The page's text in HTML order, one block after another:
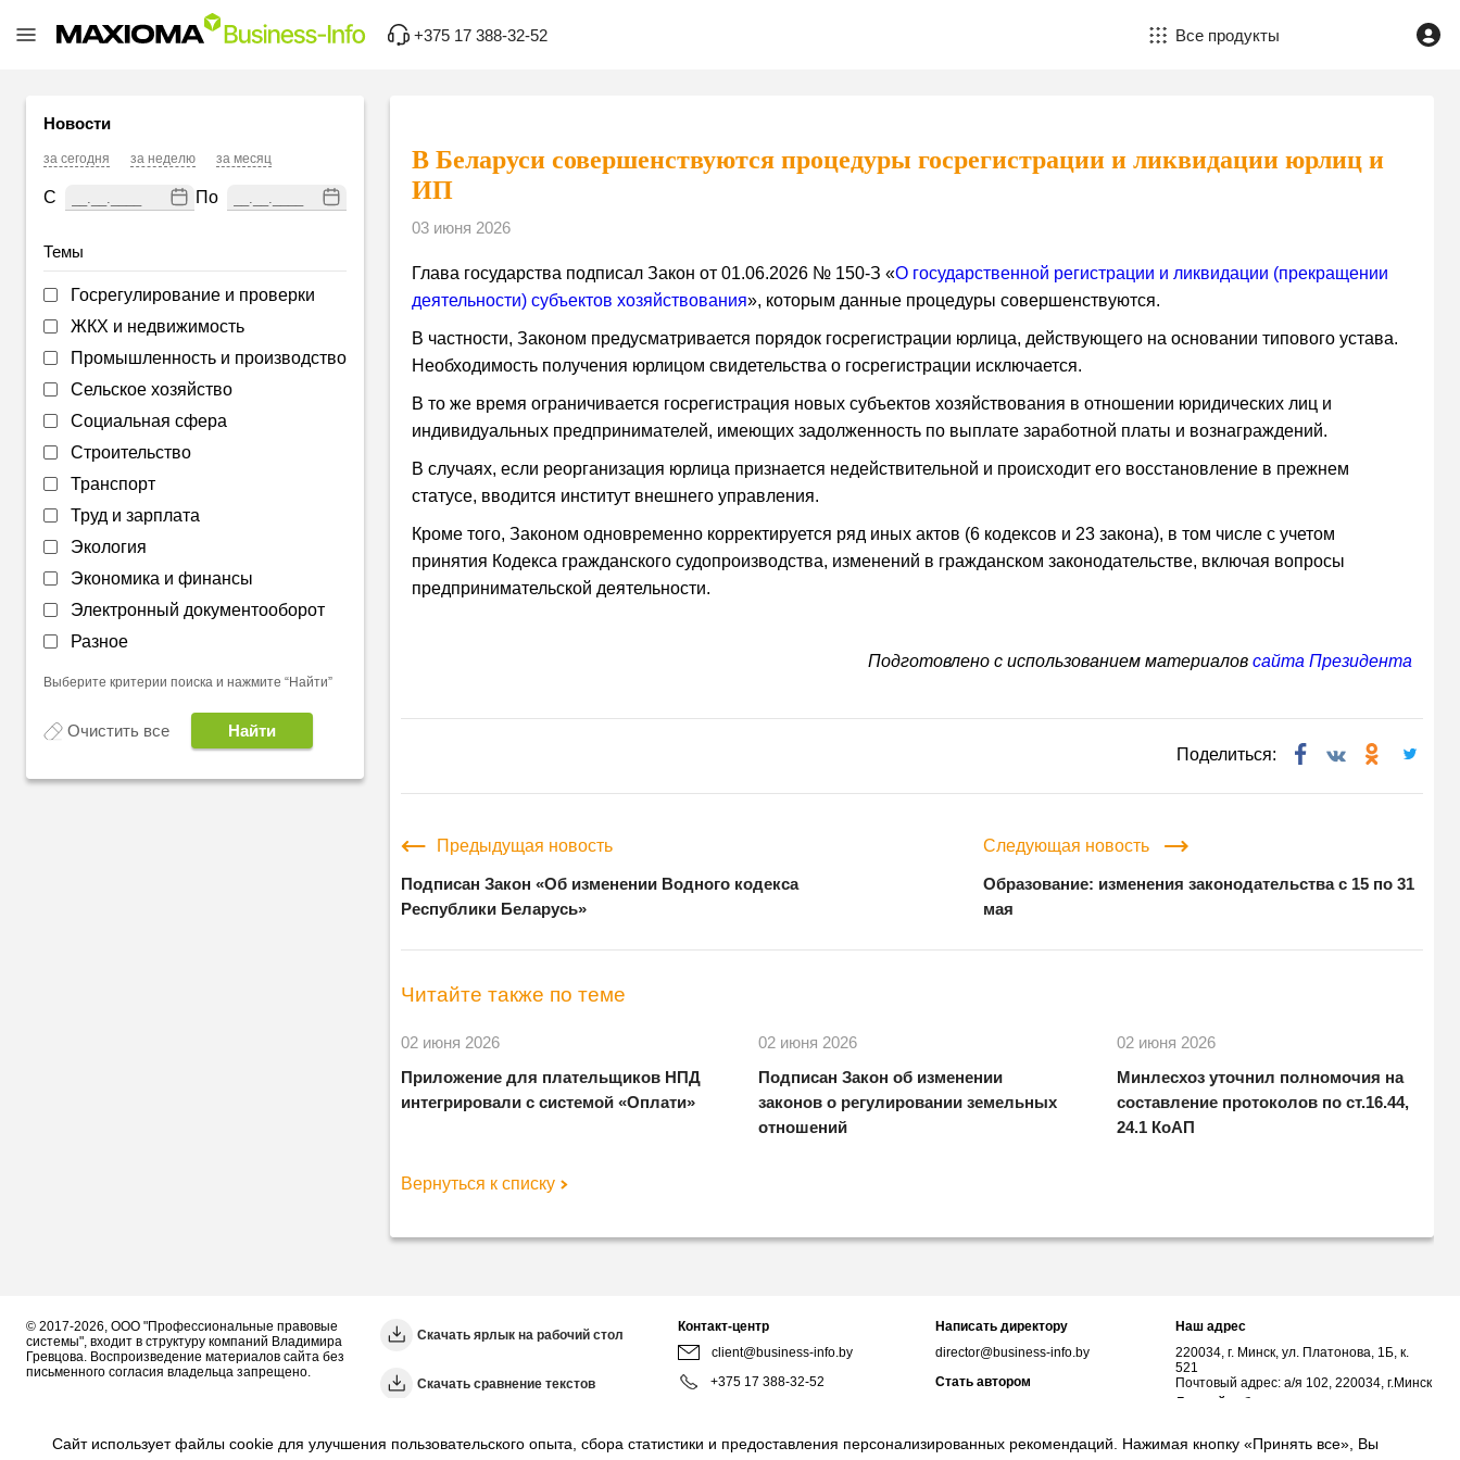
+375 17 388-32-52 Все продукты
Сайт использует файлы cookie для улучшения пользовательского опыта, сбора статистики и предоставления персонализированных рекомендаций. Нажимая кнопку «Принять все», Вы
Новости
за сегодня за неделю за месяц
С По
Темы
Госрегулирование и проверки
ЖКХ и недвижимость
Промышленность и производство
Сельское хозяйство
Социальная сфера
Строительство
Транспорт
Труд и зарплата
Экология
Экономика и финансы
Электронный документооборот
Разное
Выберите критерии поиска и нажмите “Найти”
Очистить все
В Беларуси совершенствуются процедуры госрегистрации и ликвидации юрлиц и
ИП
03 июня 2026
Глава государства подписал Закон от 01.06.2026 № 150-З «О государственной регистрации и ликвидации (прекращении
деятельности) субъектов хозяйствования», которым данные процедуры совершенствуются.
В частности, Законом предусматривается порядок госрегистрации юрлица, действующего на основании типового устава.
Необходимость получения юрлицом свидетельства о госрегистрации исключается.
В то же время ограничивается госрегистрация новых субъектов хозяйствования в отношении юридических лиц и
индивидуальных предпринимателей, имеющих задолженность по выплате заработной платы и вознаграждений.
В случаях, если реорганизация юрлица признается недействительной и происходит его восстановление в прежнем
статусе, вводится институт внешнего управления.
Кроме того, Законом одновременно корректируется ряд иных актов (6 кодексов и 23 закона), в том числе с учетом
принятия Кодекса гражданского судопроизводства, изменений в гражданском законодательстве, включая вопросы
предпринимательской деятельности.
Подготовлено с использованием материалов сайта Президента
Поделиться:
Предыдущая новость
Подписан Закон «Об изменении Водного кодекса
Республики Беларусь»
Следующая новость
Образование: изменения законодательства с 15 по 31
мая
Читайте также по теме
02 июня 2026
Приложение для плательщиков НПД
интегрировали с системой «Оплати»
02 июня 2026
Подписан Закон об изменении
законов о регулировании земельных
отношений
02 июня 2026
Минлесхоз уточнил полномочия на
составление протоколов по ст.16.44,
24.1 КоАП
Вернуться к списку
© 2017-2026, ООО "Профессиональные правовые
системы", входит в структуру компаний Владимира
Гревцова. Воспроизведение материалов сайта без
письменного согласия владельца запрещено.
Скачать ярлык на рабочий стол
Cкачать сравнение текстов
Контакт-центр
client@business-info.by
+375 17 388-32-52
8:00-18:00
Написать директору
director@business-info.by
Стать автором
Наш адрес
220034, г. Минск, ул. Платонова, 1Б, к.
521
Почтовый адрес: а/я 102, 220034, г.Минск
Личный кабинет